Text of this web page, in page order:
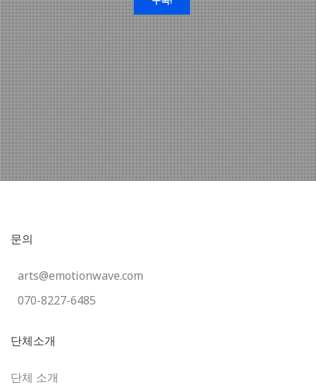
문의
arts@emotionwave.com
070-8227-6485
단체소개
단체 소개